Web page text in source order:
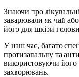
Знаючи про
заварювали як чай
його для шкіри
У наш час, багато
протизапальну та
використовуючи його
захворювань.